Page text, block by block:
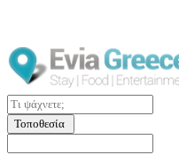
Τοποθεσία